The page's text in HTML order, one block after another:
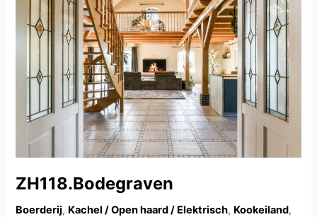
ZH118.Bodegraven
Boerderij, Kachel / Open haard / Elektrisch, Kookeiland,